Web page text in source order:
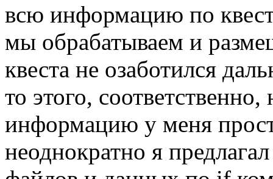
всю информацию по
мы обрабатываем и
квеста не озаботился
то этого,
информацию у меня
неоднократно я